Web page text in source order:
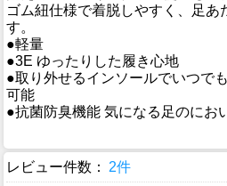
ゴム紐仕様で着脱しやすく、足あ
す。
●軽量
●3E ゆったりした履き心地
●取り外せるインソールでいつで
可能
●抗菌防臭機能 気になる足のにお
レビュー件数： 2件